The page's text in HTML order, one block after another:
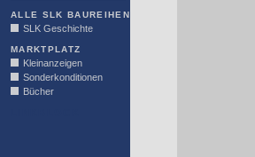
ALLE SLK BAUREIHEN
SLK Geschichte
MARKTPLATZ
Kleinanzeigen
Sonderkonditionen
Bücher